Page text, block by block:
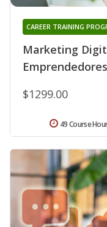
Marketing
Emprendedores
CAREER TRAINING
$1299.00
49 Course